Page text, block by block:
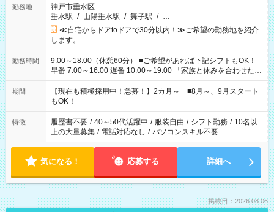
勤務地
神戸市垂水区
垂水駅 / 山陽垂水駅 / 舞子駅 / …
≪自宅からドアtoドアで30分以内！≫ご希望の勤務地を紹介
します。
勤務時間
9:00～18:00（休憩60分） ■ご希望があれば下記シフトもOK！
早番 7:00～16:00 遅番 10:00～19:00 「家族と休みを合わせた
い」 「余裕を持って夕飯の準備がしたい」 「できれば残業はし
たくない」 など、ご希望を教えてくださいね。 ※Wワーク希望
の方へ 今ご覧のお仕事で希望する勤務時間と、もう1つのお仕事
の勤務時間。 合計で週40時間を超える場合は応募できません。
期間
【現在も積極採用中！急募！】2カ月～ ■8月～、9月スタート
もOK！
特徴 履歴書不要 / 40～50代活躍中 / 服装自由 / シフト勤務 / 10名以
上の大量募集 / 電話対応なし / パソコンスキル不要
気になる！ 応募する 詳細へ
掲載日：2026.08.06